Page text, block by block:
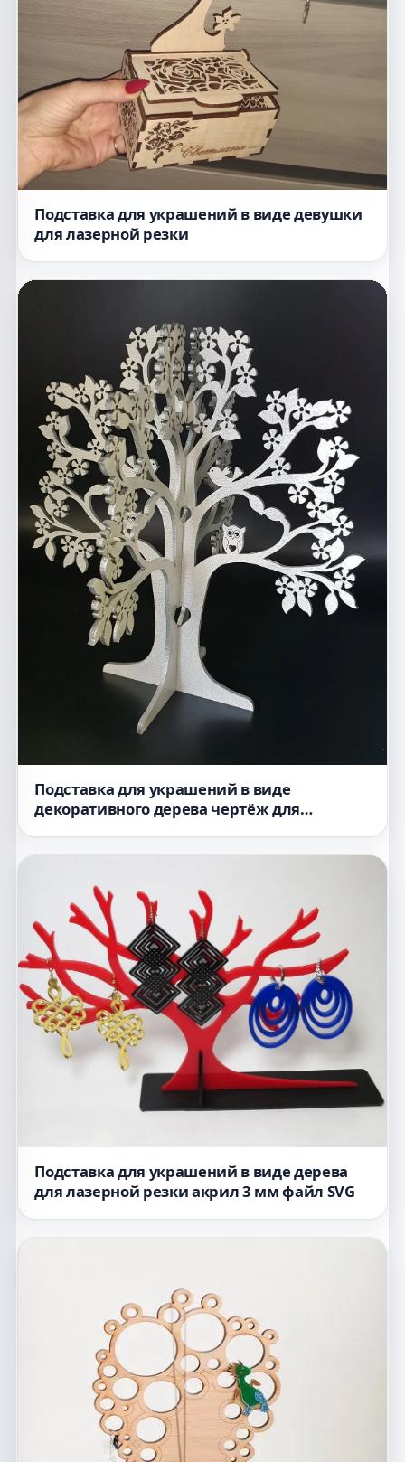
Подставка для украшений в виде девушки
для лазерной резки
Подставка для украшений в виде
декоративного дерева чертёж для
Подставка для украшений в виде дерева
для лазерной резки акрил 3 мм файл SVG